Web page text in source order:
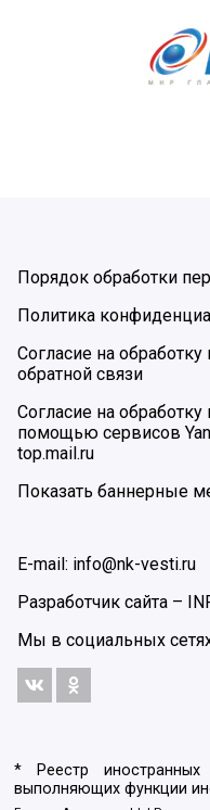
Порядок обработки
Политика
Согласие на
обратной связи
Согласие на
помощью сервисов
top.mail.ru
Показать баннерные
E-mail: info@nk-vesti.ru
Разработчик сайта –
Мы в социальных
* Реестр
выполняющих функции